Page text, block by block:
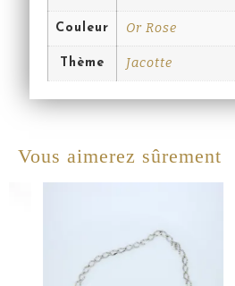
Couleur Or Rose
Thème Jacotte
Vous aimerez sûrement